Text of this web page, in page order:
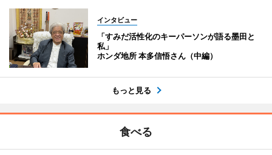
インタビュー
「すみだ活性化のキーパーソンが語る墨田と
私」
ホンダ地所 本多信悟さん（中編）
もっと見る
食べる